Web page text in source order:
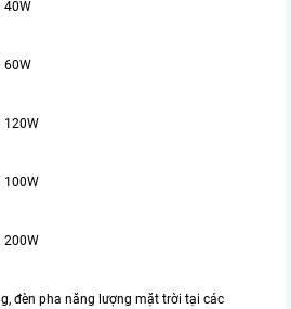
đèn pha năng lượng mặt trời tại các